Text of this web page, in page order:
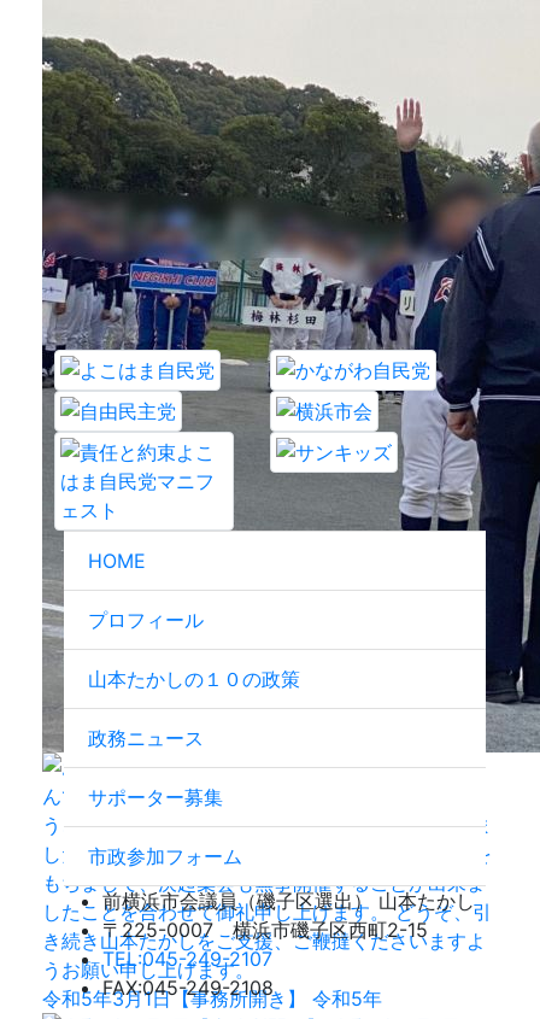
令和5年3月1日【事務所開き】 令和5年
HOME
プロフィール
山本たかしの１０の政策
政務ニュース
サポーター募集
市政参加フォーム
前横浜市会議員（磯子区選出） 山本たかし
〒225-0007 横浜市磯子区西町2-15
TEL:045-249-2107
FAX:045-249-2108